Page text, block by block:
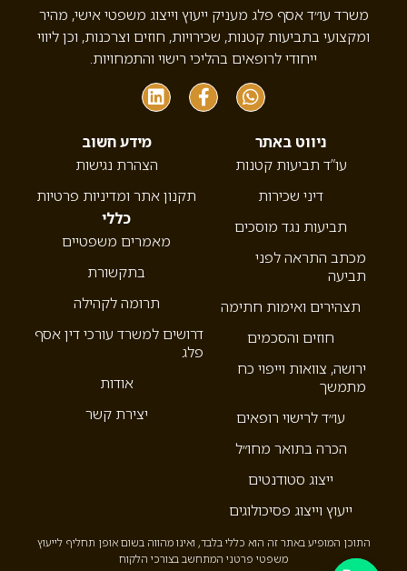
משרד עו״ד אסף פלג מעניק ייעוץ וייצוג משפטי אישי, מהיר
ומקצועי בתביעות קטנות, שכירויות, חוזים וצרכנות, וכן ליווי
ייחודי לרופאים בהליכי רישוי והתמחויות.
ניווט באתר
עו”ד תביעות קטנות
דיני שכירות
תביעות נגד מוסכים
מכתב התראה לפני
תביעה
תצהירים ואימות חתימה
חוזים והסכמים
ירושה, צוואות וייפוי כח
מתמשך
עו״ד לרישוי רופאים
הכרה בתואר מחו״ל
ייצוג סטודנטים
ייעוץ וייצוג פסיכולוגים
מידע חשוב
הצהרת נגישות
תקנון אתר ומדיניות פרטיות
כללי
מאמרים משפטיים
בתקשורת
תרומה לקהילה
דרושים למשרד עורכי דין אסף
פלג
אודות
יצירת קשר
התוכן המופיע באתר זה הוא כללי בלבד, ואינו מהווה בשום אופן תחליף לייעוץ
משפטי פרטני המתחשב בצורכי הלקוח